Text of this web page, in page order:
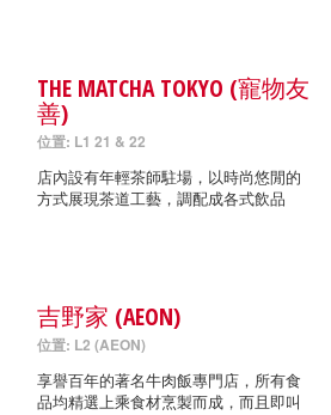
THE MATCHA TOKYO (寵物友
善)
位置: L1 21 & 22
店內設有年輕茶師駐場，以時尚悠閒的
方式展現茶道工藝，調配成各式飲品
吉野家 (AEON)
位置: L2 (AEON)
享譽百年的著名牛肉飯專門店，所有食
品均精選上乘食材烹製而成，而且即叫